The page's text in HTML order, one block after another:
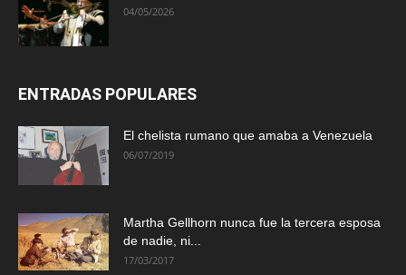
04/05/2026
ENTRADAS POPULARES
El chelista rumano que amaba a Venezuela
06/07/2019
Martha Gellhorn nunca fue la tercera esposa
de nadie, ni...
17/03/2017